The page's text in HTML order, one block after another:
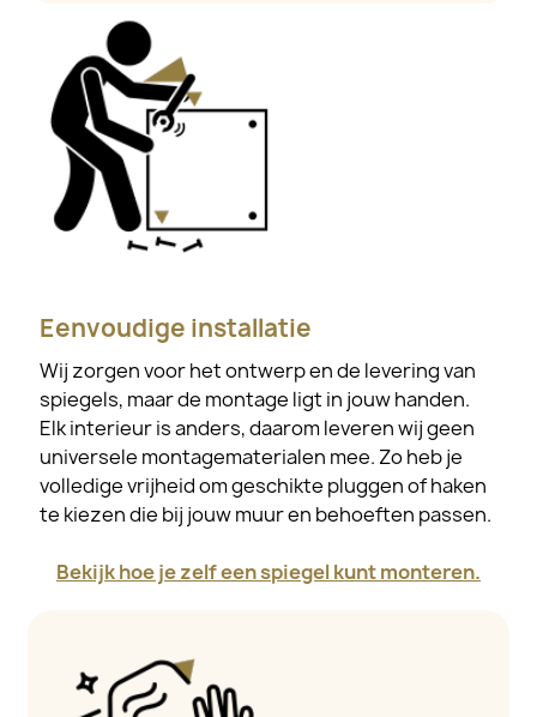
Eenvoudige installatie
Wij zorgen voor het ontwerp en de levering van
spiegels, maar de montage ligt in jouw handen.
Elk interieur is anders, daarom leveren wij geen
universele montagematerialen mee. Zo heb je
volledige vrijheid om geschikte pluggen of haken
te kiezen die bij jouw muur en behoeften passen.
Bekijk hoe je zelf een spiegel kunt monteren.